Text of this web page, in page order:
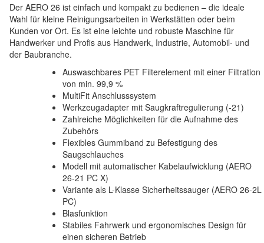
Der AERO 26 ist einfach und kompakt zu bedienen – die ideale
Wahl für kleine Reinigungsarbeiten in Werkstätten oder beim
Kunden vor Ort. Es ist eine leichte und robuste Maschine für
Handwerker und Profis aus Handwerk, Industrie, Automobil- und
der Baubranche.
Auswaschbares PET Filterelement mit einer Filtration
von min. 99,9 %
MultiFit Anschlusssystem
Werkzeugadapter mit Saugkraftregulierung (-21)
Zahlreiche Möglichkeiten für die Aufnahme des
Zubehörs
Flexibles Gummiband zu Befestigung des
Saugschlauches
Modell mit automatischer Kabelaufwicklung (AERO
26-21 PC X)
Variante als L-Klasse Sicherheitssauger (AERO 26-2L
PC)
Blasfunktion
Stabiles Fahrwerk und ergonomisches Design für
einen sicheren Betrieb